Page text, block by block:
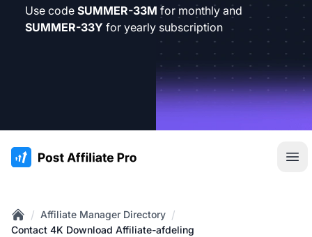
Use code SUMMER-33M for monthly and
SUMMER-33Y for yearly subscription
:site.title
Home
/ Affiliate Manager Directory /
Contact 4K Download Affiliate-afdeling